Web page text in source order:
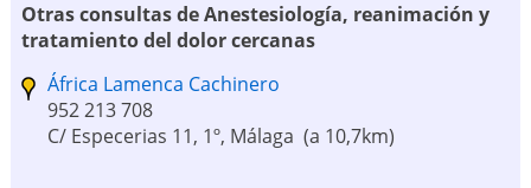
Otras consultas de Anestesiología, reanimación y
tratamiento del dolor cercanas
África Lamenca Cachinero
952 213 708
C/ Especerias 11, 1º, Málaga (a 10,7km)